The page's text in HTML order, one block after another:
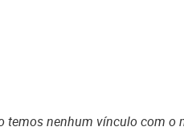
nenhum vínculo com o